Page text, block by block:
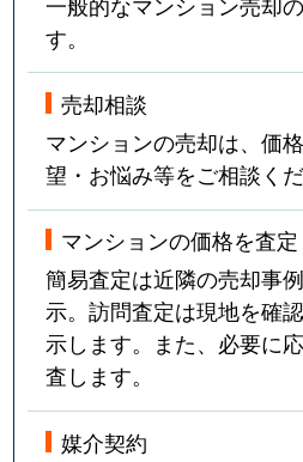
す。
売却相談
マンションの売却は、価
望・お悩み等をご相談くだ
マンションの価格を査定
簡易査定は近隣の売却事
示。訪問査定は現地を確
示します。また、必要に
査します。
媒介契約